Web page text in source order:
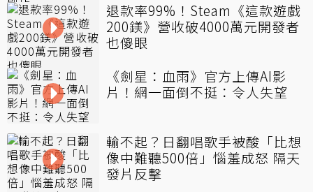
退款率99%！Steam《這款遊戲
200鎂》營收破4000萬元開發者
也傻眼
《劍星：血雨》官方上傳AI影
片！網一面倒不挺：令人失望
輸不起？日翻唱歌手被酸「比想
像中難聽500倍」惱羞成怒 隔天
發片反擊